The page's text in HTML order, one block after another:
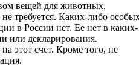
вещей для животных,
требуется. Каких-либо
в России нет. Ее нет в каких-
или декларирования.
этот счет. Кроме того, не